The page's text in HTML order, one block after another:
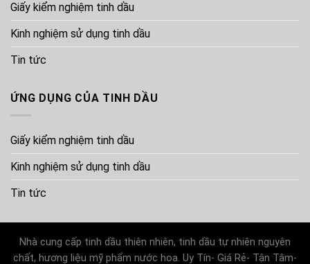
Giấy kiểm nghiệm tinh dầu
Kinh nghiệm sử dụng tinh dầu
Tin tức
ỨNG DỤNG CỦA TINH DẦU
Giấy kiểm nghiệm tinh dầu
Kinh nghiệm sử dụng tinh dầu
Tin tức
Nhà cung cấp tinh dầu thiên nhiên, tinh dầu tự nhiên nguyên
chất, hương liệu mỹ phẩm nước hoa. Uy Tín- Giá Rẻ- Tận Tâm-